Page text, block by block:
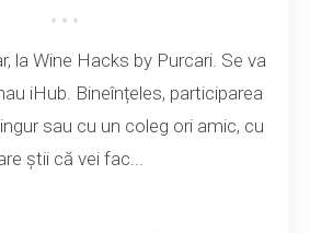
la Wine Hacks by Purcari. Se va
iHub. Bineînțeles, participarea
sau cu un coleg ori amic, cu
știi că vei fac...